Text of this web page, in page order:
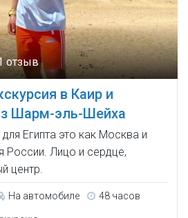
отзыв
в Каир и
Шарм-эль-Шейха
Египта это как Москва и
России. Лицо и сердце,
центр.
На автомобиле 48 часов